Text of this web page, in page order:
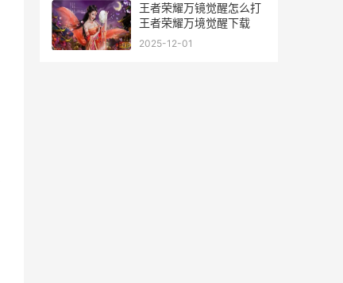
王者荣耀万镜觉醒怎么打
王者荣耀万境觉醒下载
2025-12-01